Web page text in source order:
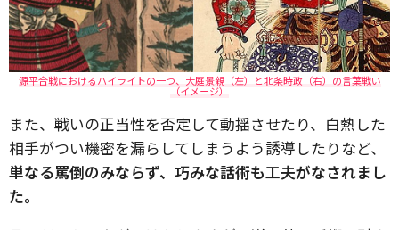
源平合戦におけるハイライトの一つ、大庭景親（左）と北条時政（右）の言葉戦い
（イメージ）
また、戦いの正当性を否定して動揺させたり、白熱した
相手がつい機密を漏らしてしまうよう誘導したりなど、
単なる罵倒のみならず、巧みな話術も工夫がなされまし
た。